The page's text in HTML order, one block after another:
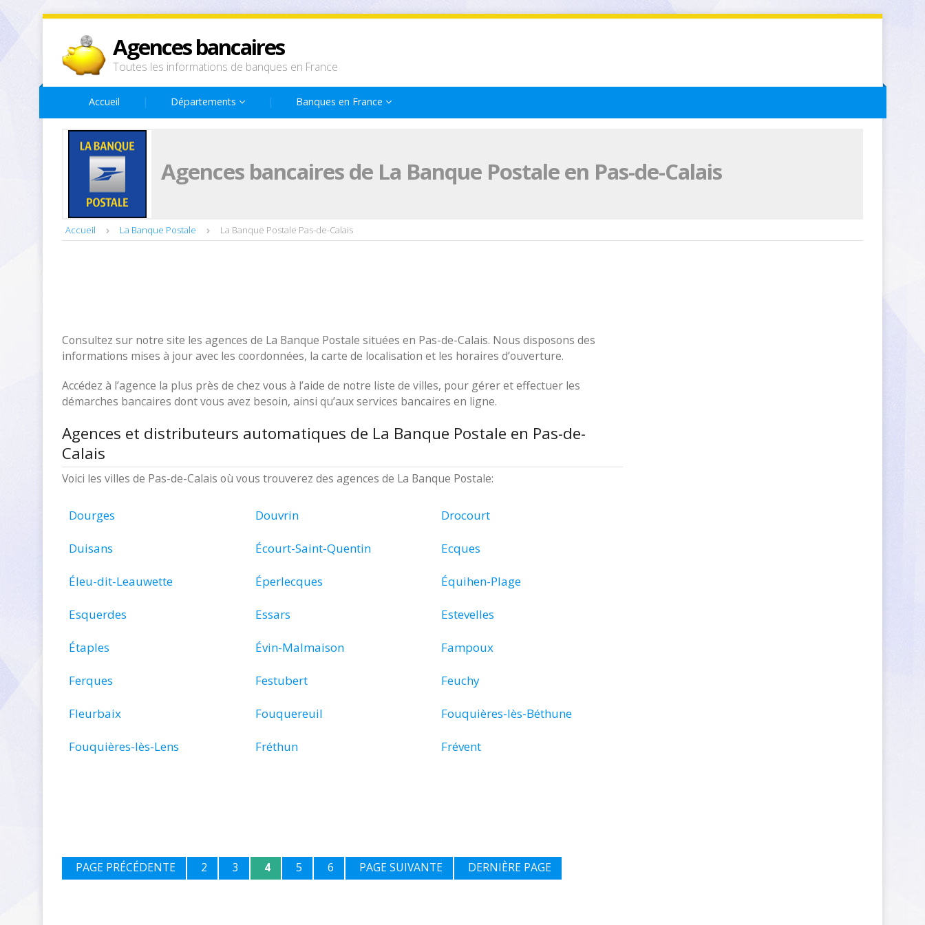
Agences bancaires
Toutes les informations de banques en France
Accueil Départements Banques en France
Agences bancaires de La Banque Postale en Pas-de-Calais
Accueil La Banque Postale La Banque Postale Pas-de-Calais
Consultez sur notre site les agences de La Banque Postale situées en Pas-de-Calais. Nous disposons des
informations mises à jour avec les coordonnées, la carte de localisation et les horaires d’ouverture.
Accédez à l’agence la plus près de chez vous à l’aide de notre liste de villes, pour gérer et effectuer les
démarches bancaires dont vous avez besoin, ainsi qu’aux services bancaires en ligne.
Agences et distributeurs automatiques de La Banque Postale en Pas-de-
Calais
Voici les villes de Pas-de-Calais où vous trouverez des agences de La Banque Postale:
Dourges Douvrin Drocourt
Duisans Écourt-Saint-Quentin Ecques
Éleu-dit-Leauwette Éperlecques Équihen-Plage
Esquerdes Essars Estevelles
Étaples Évin-Malmaison Fampoux
Ferques Festubert Feuchy
Fleurbaix Fouquereuil Fouquières-lès-Béthune
Fouquières-lès-Lens Fréthun Frévent
PAGE PRÉCÉDENTE 2 3 4 5 6 PAGE SUIVANTE DERNIÈRE PAGE